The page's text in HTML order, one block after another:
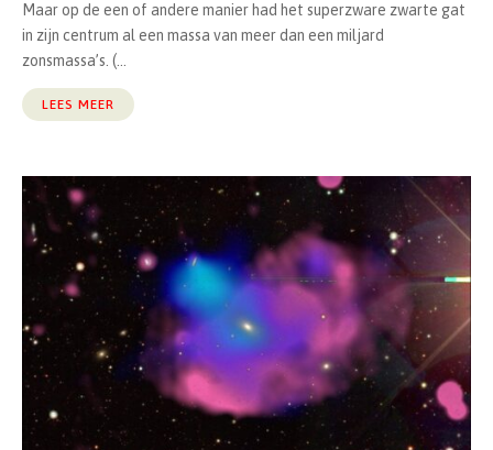
Maar op de een of andere manier had het superzware zwarte gat
in zijn centrum al een massa van meer dan een miljard
zonsmassa’s. (...
LEES MEER